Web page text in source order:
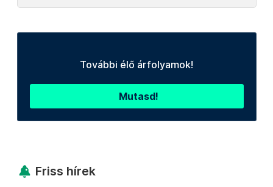
További élő árfolyamok!
Mutasd!
Friss hírek